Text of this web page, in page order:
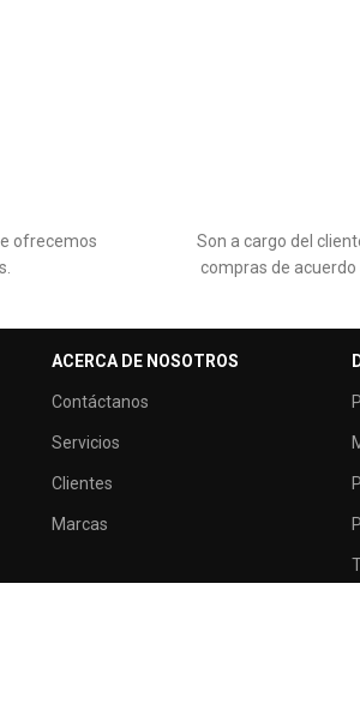
ofrecemos
Son a cargo del
compras de
ACERCA DE NOSOTROS
Contáctanos
Servicios
Clientes
Marcas